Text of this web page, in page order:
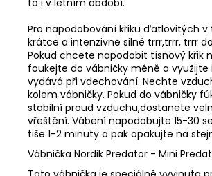
Pro napodobování křiku ďatlovitých v
krátce a intenzivně silné trrr,trrr, trrr
Pokud chcete napodobit tísňový křik
foukejte do vábničky méně a využijte
vydává při vdechování. Nechte
kolem vábničky. Pokud do vábničky
stabilní proud vzduchu,dostanete
vřeštění. Vábení napodobujte 15-30
tiše 1-2 minuty a pak opakujte na
Vábnička Nordik Predator - Mini